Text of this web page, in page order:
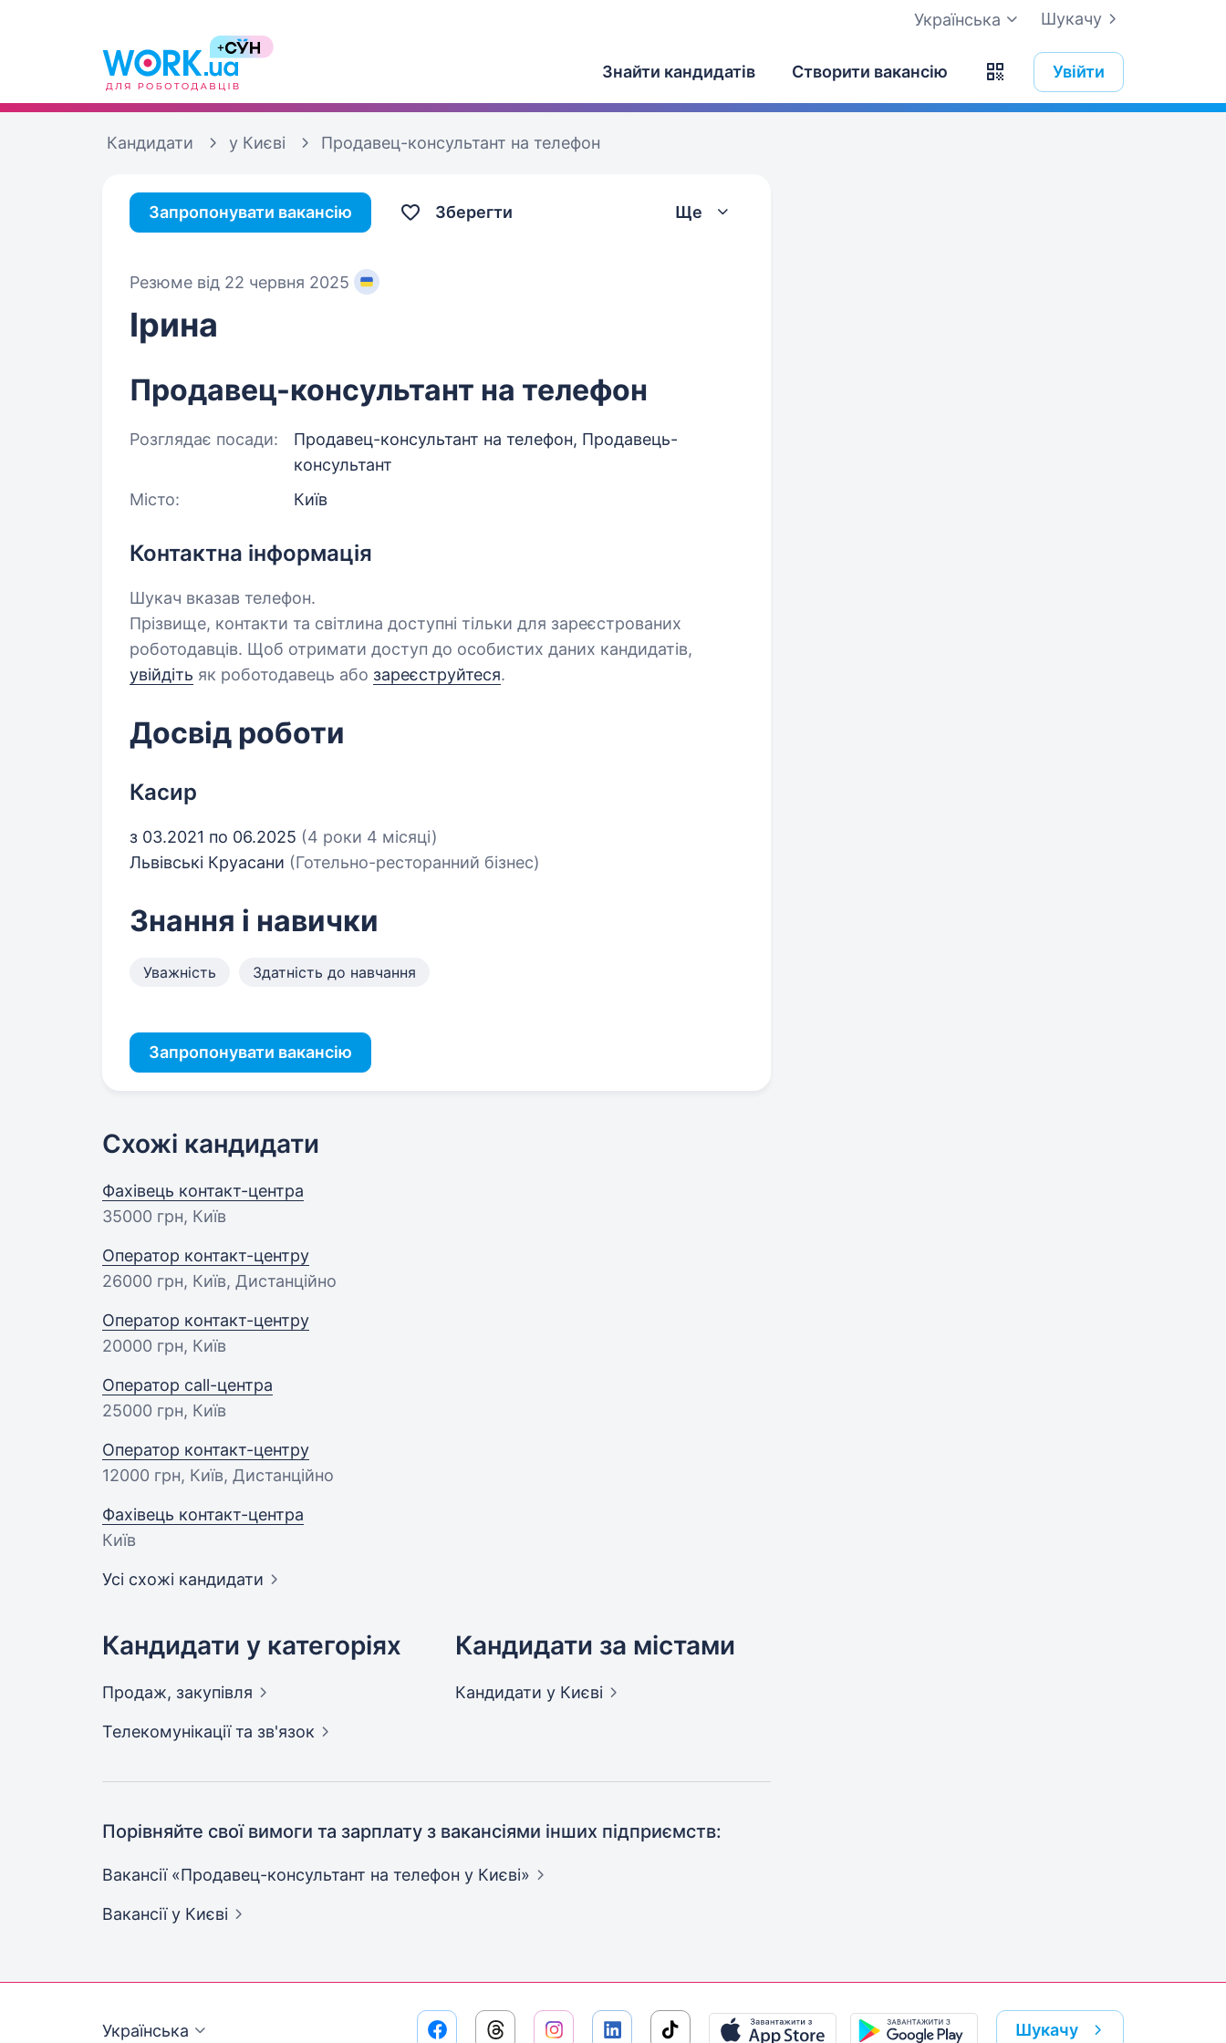
Шукачу
Українська
Знайти кандидатів Створити вакансію Увійти
Кандидати у Києві Продавец-консультант на телефон
Запропонувати вакансію Зберегти Ще
Резюме від 22 червня 2025
Ірина
Продавец-консультант на телефон
Розглядає посади:
Продавец-консультант на телефон, Продавець-
консультант
Місто:
Київ
Контактна інформація
Шукач вказав телефон.
Прізвище, контакти та світлина доступні тільки для зареєстрованих
роботодавців. Щоб отримати доступ до особистих даних кандидатів,
увійдіть як роботодавець або зареєструйтеся.
Досвід роботи
Касир
з 03.2021 по 06.2025 (4 роки 4 місяці)
Львівські Круасани (Готельно-ресторанний бізнес)
Знання і навички
Уважність Здатність до навчання
Запропонувати вакансію
Схожі кандидати
Фахівець контакт-центра
35000 грн, Київ
Оператор контакт-центру
26000 грн, Київ, Дистанційно
Оператор контакт-центру
20000 грн, Київ
Оператор call-центра
25000 грн, Київ
Оператор контакт-центру
12000 грн, Київ, Дистанційно
Фахівець контакт-центра
Київ
Усі схожі кандидати
Кандидати у категоріях
Продаж, закупівля
Телекомунікації та зв'язок
Кандидати за містами
Кандидати у Києві
Порівняйте свої вимоги та зарплату з вакансіями інших підприємств:
Вакансії «Продавец-консультант на телефон у Києві»
Вакансіїу Києві
Українська Шукачу